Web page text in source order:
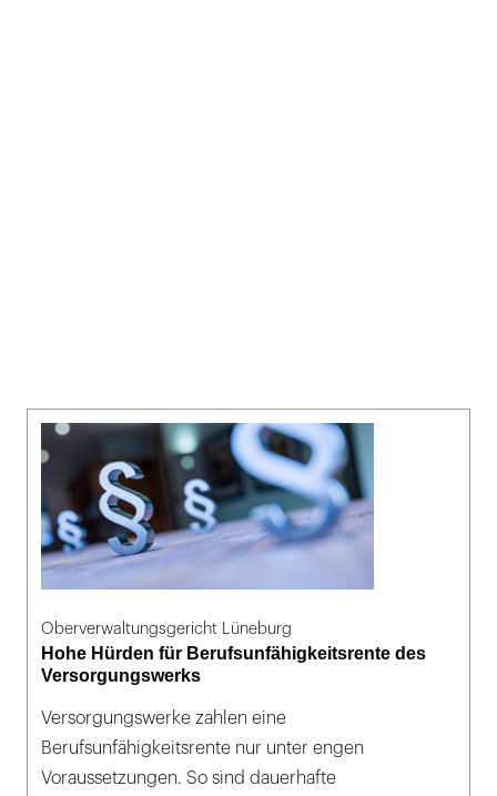
Oberverwaltungsgericht Lüneburg
Hohe Hürden für Berufsunfähigkeitsrente des
Versorgungswerks
Versorgungswerke zahlen eine
Berufsunfähigkeitsrente nur unter engen
Voraussetzungen. So sind dauerhafte